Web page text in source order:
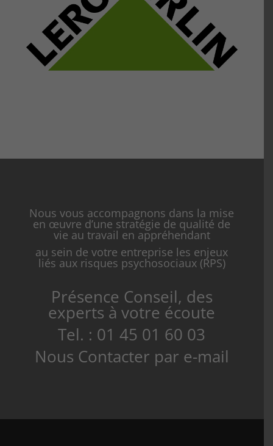
Nous vous accompagnons dans la mise
en œuvre d’une stratégie de qualité de
vie au travail en appréhendant
au sein de votre entreprise les enjeux
liés aux risques psychosociaux (RPS)
Présence Conseil, des
experts à votre écoute
Tel. : 01 45 01 60 03
Nous Contacter par e-mail